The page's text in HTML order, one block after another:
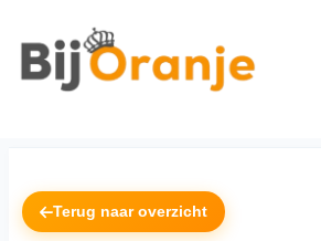
Terug naar overzicht